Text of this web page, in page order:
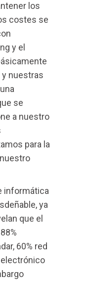
los
costes se
y el
nuestras
se
a nuestro
para la
informática
ya
que el
60% red
electrónico